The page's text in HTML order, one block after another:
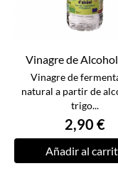
Vinagre de Alcohol
Vinagre de
natural a partir de
trigo...
2,90 €
Añadir al